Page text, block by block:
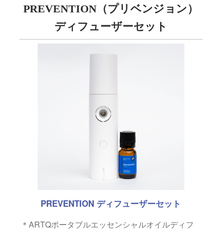
PREVENTION（プリベンジョン）
ディフューザーセット
PREVENTION ディフューザーセット
＊ARTQポータブルエッセンシャルオイルディフ